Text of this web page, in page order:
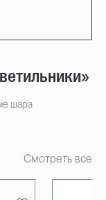
шара
Смотреть все